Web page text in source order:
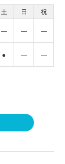
土 日
祝
― ― ―
● ― ―